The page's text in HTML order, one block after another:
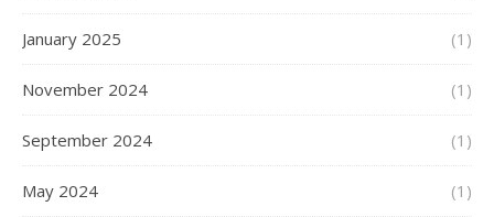
January 2025 (1)
November 2024 (1)
September 2024 (1)
May 2024 (1)